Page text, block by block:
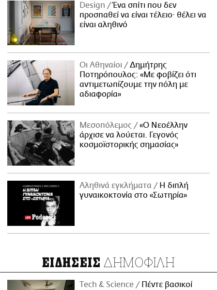
Design
Ένα σπίτι που δεν
προσπαθεί να είναι τέλειο· θέλει να
είναι αληθινό
Οι Αθηναίοι
Δημήτρης
Ποτηρόπουλος: «Με φοβίζει ότι
αντιμετωπίζουμε την πόλη με
αδιαφορία»
Μεσοπόλεμος
«Ο Νεοέλλην
άρχισε να λούεται. Γεγονός
κοσμοϊστορικής σημασίας»
Αληθινά εγκλήματα
Η διπλή
γυναικοκτονία στο «Σωτηρία»
ΕΙΔΗΣΕΙΣ ΔΗΜΟΦΙΛΗ
Τech & Science Πέντε βασικοί